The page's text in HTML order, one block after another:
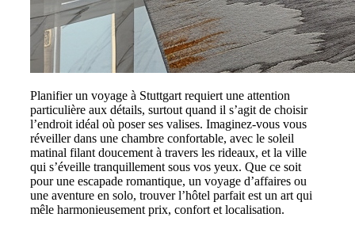
Planifier un voyage à Stuttgart requiert une attention
particulière aux détails, surtout quand il s’agit de choisir
l’endroit idéal où poser ses valises. Imaginez-vous vous
réveiller dans une chambre confortable, avec le soleil
matinal filant doucement à travers les rideaux, et la ville
qui s’éveille tranquillement sous vos yeux. Que ce soit
pour une escapade romantique, un voyage d’affaires ou
une aventure en solo, trouver l’hôtel parfait est un art qui
mêle harmonieusement prix, confort et localisation.